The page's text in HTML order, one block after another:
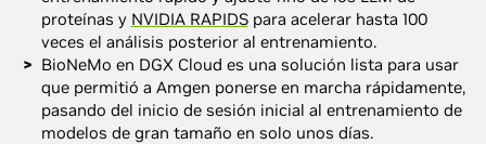
proteínas y NVIDIA RAPIDSpara acelerar hasta 100
veces el análisis posterior al entrenamiento.
BioNeMo en DGX Cloud es una solución lista para usar
que permitió a Amgen ponerse en marcha rápidamente,
pasando del inicio de sesión inicial al entrenamiento de
modelos de gran tamaño en solo unos días.